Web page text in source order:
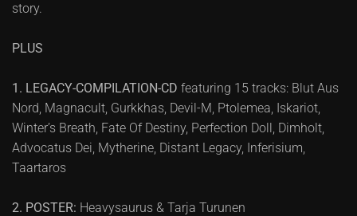
story.
PLUS
1. LEGACY-COMPILATION-CD featuring 15 tracks: Blut Aus
Nord, Magnacult, Gurkkhas, Devil-M, Ptolemea, Iskariot,
Winter’s Breath, Fate Of Destiny, Perfection Doll, Dimholt,
Advocatus Dei, Mytherine, Distant Legacy, Inferisium,
Taartaros
2. POSTER: Heavysaurus & Tarja Turunen